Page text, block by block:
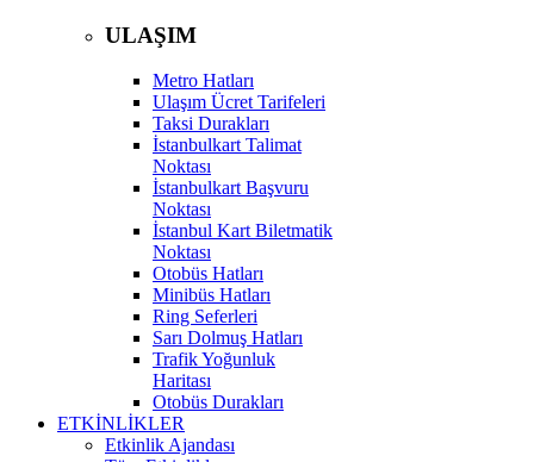
ULAŞIM
Metro Hatları
Ulaşım Ücret Tarifeleri
Taksi Durakları
İstanbulkart Talimat
Noktası
İstanbulkart Başvuru
Noktası
İstanbul Kart Biletmatik
Noktası
Otobüs Hatları
Minibüs Hatları
Ring Seferleri
Sarı Dolmuş Hatları
Trafik Yoğunluk
Haritası
Otobüs Durakları
ETKİNLİKLER
Etkinlik Ajandası